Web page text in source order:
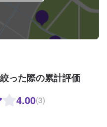
った際の累計評価
4.00(3)